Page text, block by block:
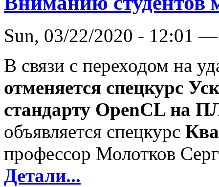
Sun, 03/22/2020 - 12:01
В связи с переходом на
отменяется спецкурс
стандарту OpenCL на
объявляется спецкурс
профессор Молотков
Детали...